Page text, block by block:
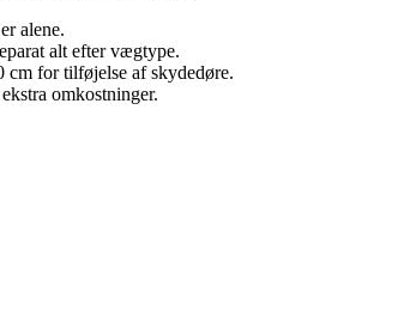
alene.
alt efter vægtype.
for tilføjelse af skydedøre.
omkostninger.